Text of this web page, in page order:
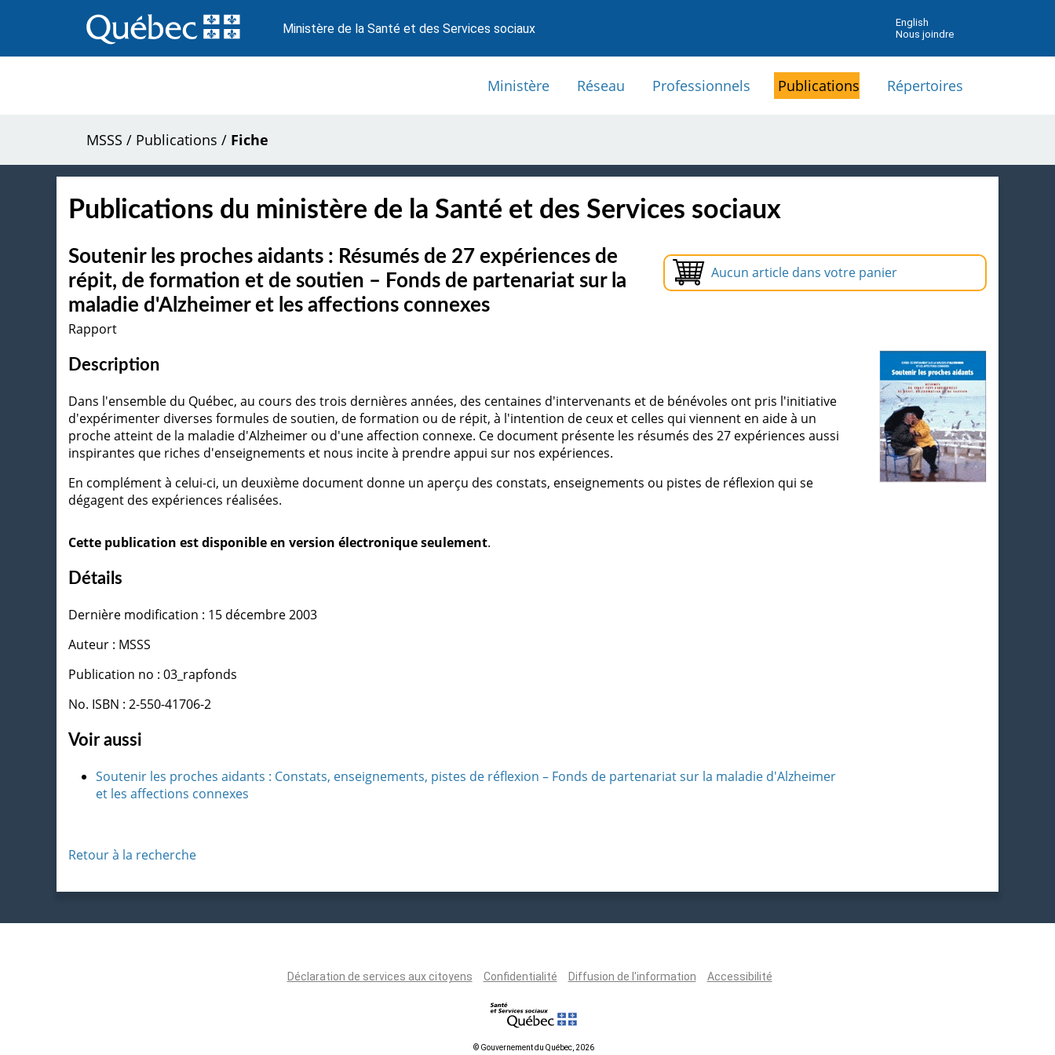
au
contenu
Ministère de la Santé et des Services sociaux
English
Nous joindre
Ministère Réseau Professionnels Publications Répertoires
MSSS / Publications / Fiche
Publications du ministère de la Santé et des Services sociaux
Aucun article dans votre panier
Soutenir les proches aidants : Résumés de 27 expériences de
répit, de formation et de soutien – Fonds de partenariat sur la
maladie d'Alzheimer et les affections connexes
Rapport
Description
Dans l'ensemble du Québec, au cours des trois dernières années, des centaines d'intervenants et de bénévoles ont pris l'initiative
d'expérimenter diverses formules de soutien, de formation ou de répit, à l'intention de ceux et celles qui viennent en aide à un
proche atteint de la maladie d'Alzheimer ou d'une affection connexe. Ce document présente les résumés des 27 expériences aussi
inspirantes que riches d'enseignements et nous incite à prendre appui sur nos expériences.
En complément à celui-ci, un deuxième document donne un aperçu des constats, enseignements ou pistes de réflexion qui se
dégagent des expériences réalisées.
Cette publication est disponible en version électronique seulement.
Détails
Dernière modification : 15 décembre 2003
Auteur : MSSS
Publication no : 03_rapfonds
No. ISBN : 2-550-41706-2
Voir aussi
Soutenir les proches aidants : Constats, enseignements, pistes de réflexion – Fonds de partenariat sur la maladie d'Alzheimer
et les affections connexes
Retour à la recherche
Déclaration de services aux citoyens Confidentialité Diffusion de l'information Accessibilité
© Gouvernement du Québec, 2026